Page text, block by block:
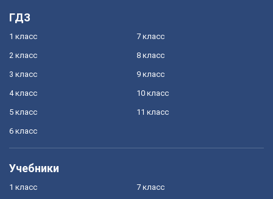
ГДЗ
1 класс
2 класс
3 класс
4 класс
5 класс
6 класс
7 класс
8 класс
9 класс
10 класс
11 класс
Учебники
1 класс 7 класс